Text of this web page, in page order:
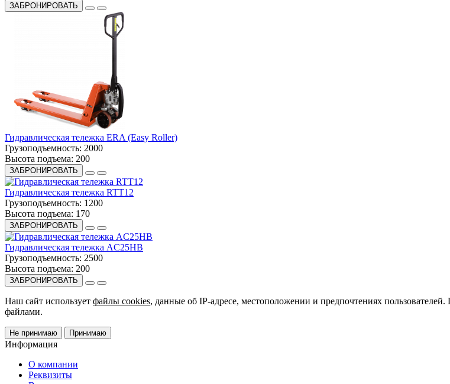
ЗАБРОНИРОВАТЬ
Гидравлическая тележка ERA (Easy Roller)
Грузоподъемность: 2000
Высота подъема: 200
ЗАБРОНИРОВАТЬ
Гидравлическая тележка RTT12
Грузоподъемность: 1200
Высота подъема: 170
ЗАБРОНИРОВАТЬ
Гидравлическая тележка AC25HB
Грузоподъемность: 2500
Высота подъема: 200
ЗАБРОНИРОВАТЬ
Наш сайт использует файлы cookies, данные об IP-адресе, местоположении и предпочтениях
файлами.
Не принимаю Принимаю
Информация
О компании
Реквизиты